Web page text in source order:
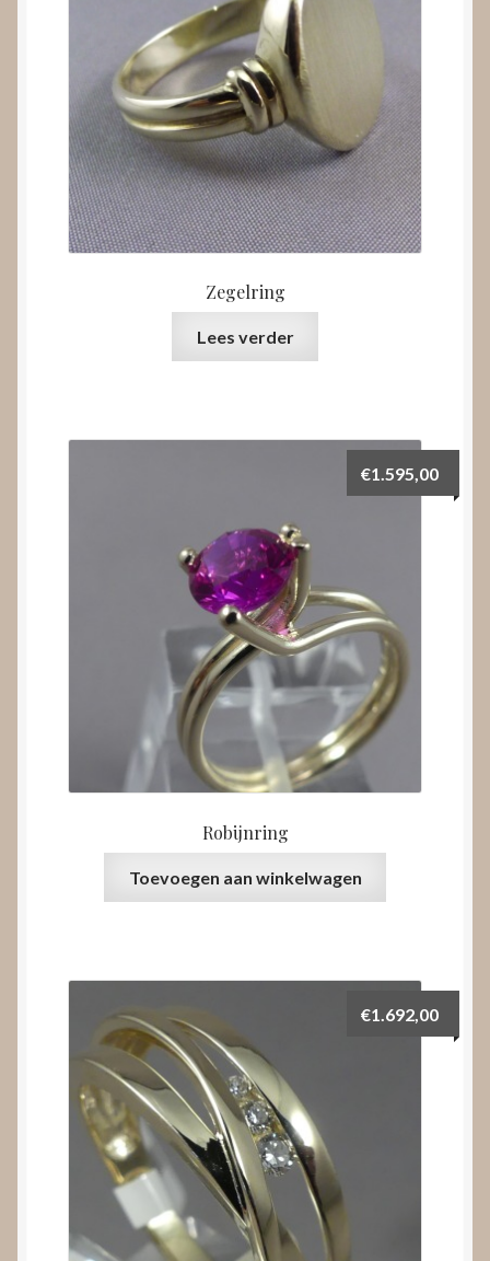
Zegelring
Lees verder
Robijnring
€1.595,00
Toevoegen aan winkelwagen
€1.692,00